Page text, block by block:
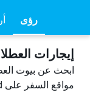
رؤى
إيجارات
ابحث عن بيوت
مواقع السفر على HotelsCombined وقارن بينها ووفّر.